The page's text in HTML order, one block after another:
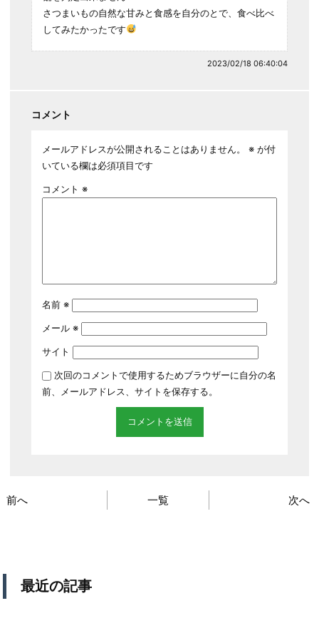
さつまいもの自然な甘みと食感を自分のとで、食べ比べ
してみたかったです
2023/02/18 06:40:04
コメント
メールアドレスが公開されることはありません。 ※が付
いている欄は必須項目です
コメント ※
名前 ※
メール ※
サイト
次回のコメントで使用するためブラウザーに自分の名
前、メールアドレス、サイトを保存する。
前へ 一覧 次へ
最近の記事